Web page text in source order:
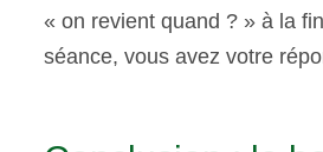
« on revient quand ? » à la
séance, vous avez votre